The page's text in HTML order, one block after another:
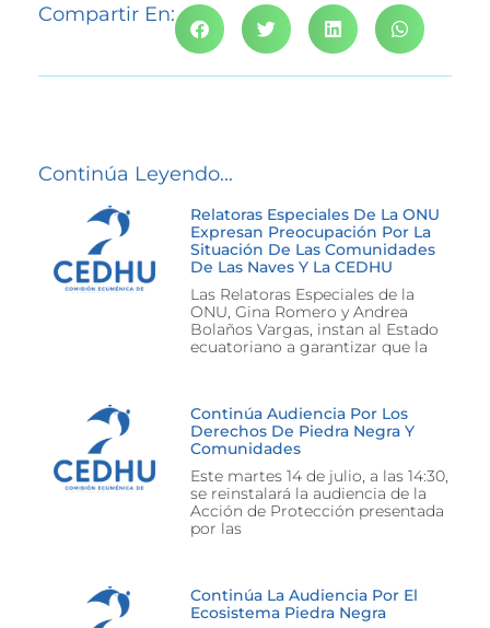
Compartir En:
Continúa Leyendo...
Relatoras Especiales De La ONU
Expresan Preocupación Por La
Situación De Las Comunidades
De Las Naves Y La CEDHU
Las Relatoras Especiales de la
ONU, Gina Romero y Andrea
Bolaños Vargas, instan al Estado
ecuatoriano a garantizar que la
Continúa Audiencia Por Los
Derechos De Piedra Negra Y
Comunidades
Este martes 14 de julio, a las 14:30,
se reinstalará la audiencia de la
Acción de Protección presentada
por las
Continúa La Audiencia Por El
Ecosistema Piedra Negra